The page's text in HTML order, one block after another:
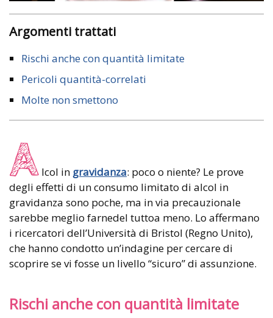
Argomenti trattati
Rischi anche con quantità limitate
Pericoli quantità-correlati
Molte non smettono
A lcol in gravidanza: poco o niente? Le prove
degli effetti di un consumo limitato di alcol in
gravidanza sono poche, ma in via precauzionale
sarebbe meglio farnedel tuttoa meno. Lo affermano
i ricercatori dell’Università di Bristol (Regno Unito),
che hanno condotto un’indagine per cercare di
scoprire se vi fosse un livello “sicuro” di assunzione.
Rischi anche con quantità limitate